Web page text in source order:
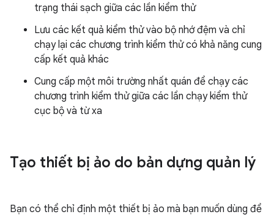
trạng thái sạch giữa các lần kiểm thử
Lưu các kết quả kiểm thử vào bộ nhớ đệm và chỉ
chạy lại các chương trình kiểm thử có khả năng cung
cấp kết quả khác
Cung cấp một môi trường nhất quán để chạy các
chương trình kiểm thử giữa các lần chạy kiểm thử
cục bộ và từ xa
Tạo thiết bị ảo do bản dựng quản lý
Bạn có thể chỉ định một thiết bị ảo mà bạn muốn dùng để